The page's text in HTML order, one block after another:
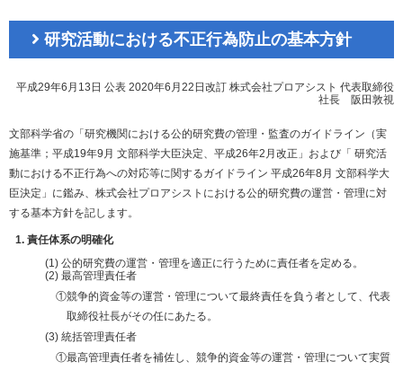
研究活動における不正行為防止の基本方針
平成29年6月13日 公表 2020年6月22日改訂 株式会社プロアシスト 代表取締役
社長 阪田敦視
文部科学省の「研究機関における公的研究費の管理・監査のガイドライン（実
施基準；平成19年9月 文部科学大臣決定、平成26年2月改正」および「 研究活
動における不正行為への対応等に関するガイドライン 平成26年8月 文部科学大
臣決定」に鑑み、株式会社プロアシストにおける公的研究費の運営・管理に対
する基本方針を記します。
責任体系の明確化
公的研究費の運営・管理を適正に行うために責任者を定める。
最高管理責任者
①競争的資金等の運営・管理について最終責任を負う者として、代表
取締役社長がその任にあたる。
統括管理責任者
①最高管理責任者を補佐し、競争的資金等の運営・管理について実質